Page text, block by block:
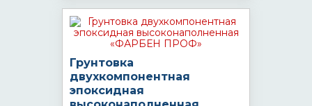
Грунтовка
двухкомпонентная
эпоксидная